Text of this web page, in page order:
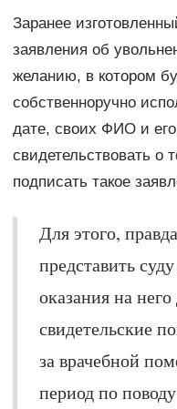
Заранее
заявления об
желанию, в котором
собственноручно
дате, своих ФИО и
свидетельствовать о
подписать такое
Для этого,
представить
оказания на
свидетельские
за врачебной
период по